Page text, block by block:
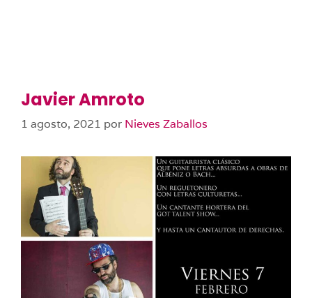
Javier Amroto
1 agosto, 2021 por Nieves Zaballos